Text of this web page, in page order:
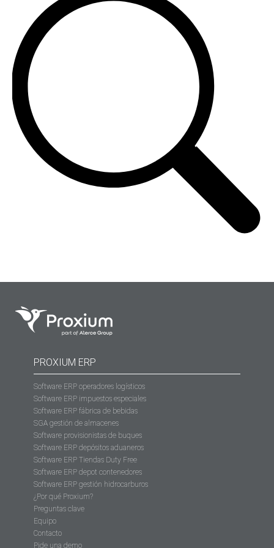
PROXIUM ERP
Software ERP operadores logísticos
Software ERP impuestos especiales
Software ERP fábrica de bebidas
SGA gestión de almacenes
Software provisionistas de buques
Software ERP depósitos aduaneros
Software ERP Tiendas Duty Free
Software ERP depot contenedores
Software ERP gestión hidrocarburos
¿Por qué Proxium?
Preguntas clave
Equipo
Contacto
Pide una demo